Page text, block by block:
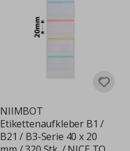
NIIMBOT
Etikettenaufkleber B1 /
B21 / B3-Serie 40 x 20